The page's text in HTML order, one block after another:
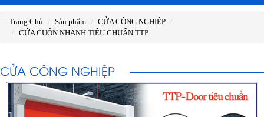
Trang Chủ Sản phẩm
CỬA CÔNG NGHIỆP
CỬA CUỐN NHANH TIÊU CHUẨN TTP
CỬA CÔNG NGHIỆP